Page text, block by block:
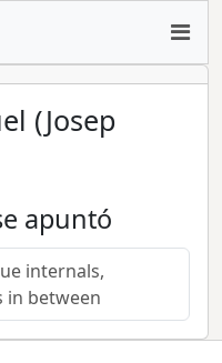
(Josep
apuntó
internals,
in between